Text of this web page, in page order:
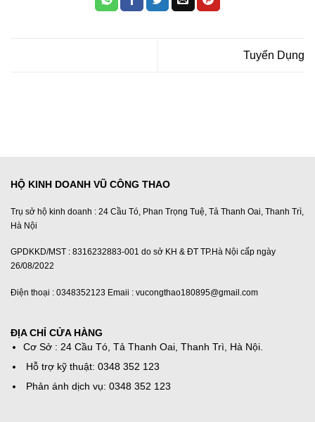
Tuyển Dụng
HỘ KINH DOANH VŨ CÔNG THAO
Trụ sở hộ kinh doanh : 24 Cầu Tó, Phan Trọng Tuệ, Tả Thanh Oai, Thanh Trì,
Hà Nội
GPDKKD/MST : 8316232883-001 do sở KH & ĐT TP.Hà Nội cấp ngày
26/08/2022
Điện thoại : 0348352123 Emaii : vucongthao180895@gmail.com
ĐỊA CHỈ CỬA HÀNG
Cơ Sở : 24 Cầu Tó, Tả Thanh Oai, Thanh Trì, Hà Nội.
Hỗ trợ kỹ thuật: 0348 352 123
Phản ánh dịch vụ: 0348 352 123